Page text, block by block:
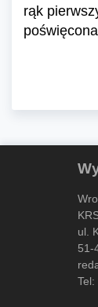
rąk
ul.
51-
Tel: